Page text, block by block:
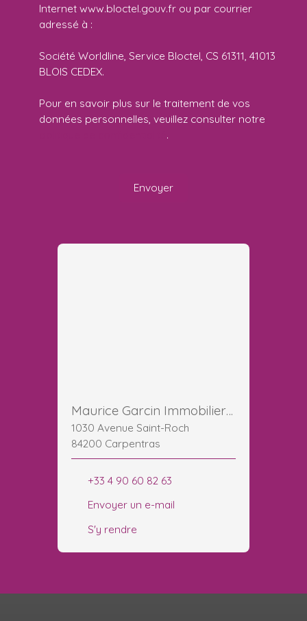
Internet www.bloctel.gouv.fr ou par courrier
adressé à :
Société Worldline, Service Bloctel, CS 61311, 41013
BLOIS CEDEX.
Pour en savoir plus sur le traitement de vos
données personnelles, veuillez consulter notre
.
Envoyer
Maurice Garcin Immobilier Carpentras Ventoux
1030 Avenue Saint-Roch
84200 Carpentras
+33 4 90 60 82 63
Envoyer un e-mail
S'y rendre